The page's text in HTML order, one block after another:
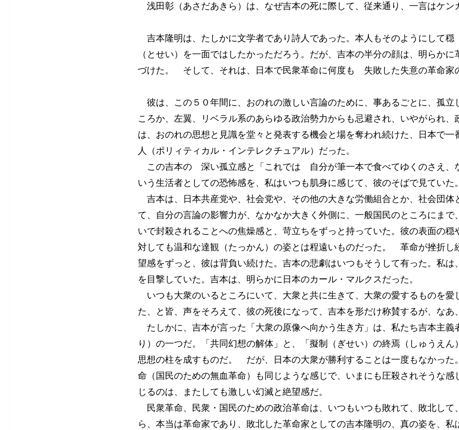
浅田彰（あさだあきら）は、なぜ吉本の死に際して、従来通り、一言はケン
吉本隆明は、たしかに文学者であり詩人であった。本人もそのようにして穏
（とせい）を一面ではしたかっただろう。だが、吉本の半分の顔は、明らかに
づけた。 そして、それは、日本で民衆革命に何度も 失敗した失意の革命家
彼は、この５０年間に、おのれの激しい言論のために、事あるごとに、孤立
ころか、左翼、リベラル系のあらゆる政治勢力からも忌避され、いやがられ、
は、おのれの思想と見識を堂々と発表する機会と場を奪われ続けた、日本で一
人（ポリィティカル・インテレクチュアル）だった。
この吉本の 深い孤立感と「これでは 自分が筆一本で食べてゆくのさえ、
いう生活者としての恐怖感を、私はいつも肌身に感じて、彼のそばで見てい
吉本は、日本共産党や、社会党や、その他の大きな労働組合とか、社会団体
て、自分の言論の影響力が、なかなか大きく外側に、一般国民のところにまで
いで封殺されることへの焦燥感と、苛立ちをずっと持っていた。彼の表面の穏
対しても温和な達観（たっかん）の姿とは程遠いものだった。 革命が挫折し
望感をずっと、彼は背負い続けた。吉本の悲劇はいつもそうして有った。私は
を目撃していた。吉本は、明らかに日本のカール・マルクスだった。
いつも大衆のいるところにいて、大衆と共に生きて、大衆の愛するものを愛
た、と皆、声をそろえて、彼の死後になって、吉本を形だけ称賛するが、な
たしかに、吉本が言った「大衆の原像へ向かう生き方」は、私たち吉本主義
り）の一つだ。「共同幻想の解体」と、「擬制（ぎせい）の終焉（しゅうえん
思想の柱を成すものだ。 だが、日本の大衆が勝利することは一度もなかった
命（国民のための無血革命）も同じような感じで、いまにも圧殺されそうな
じるのは、またしても激しい幻滅と絶望感だ。
民衆革命、民衆・国民のための政治革命は、いつもいつも敗れて、敗北し
ら、本当は革命家であり、敗北した革命家としての吉本隆明の、真の姿を、私